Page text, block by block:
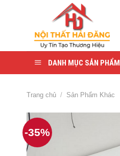
DANH MỤC SẢN PHẨM
Trang chủ / Sản Phẩm Khác
-35%